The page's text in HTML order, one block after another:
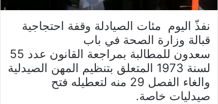
نفذّ اليوم مئات الصيادلة وقفة احتجاجية
قبالة وزارة الصحة في باب
سعدون للمطالبة بمراجعة القانون عدد 55
لسنة 1973 المتعلق بتنظيم المهن الصيدلية
والغاء الفصل 29 منه لتعطيله فتح
صيدليات خاصة.